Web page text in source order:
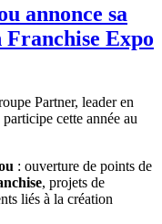
annonce sa
Expo
Partner, leader en
cette année au
: ouverture de points de
, projets de
liés à la création